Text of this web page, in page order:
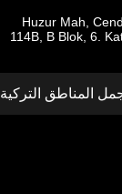
Huzur Mah,
114B, B Blok, 6.
المناطق التركية